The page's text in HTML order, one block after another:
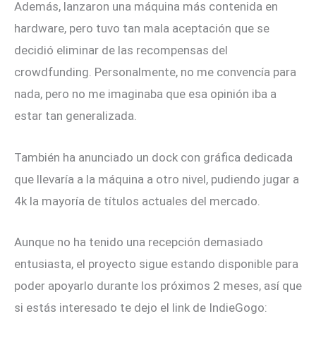
Además, lanzaron una máquina más contenida en
hardware, pero tuvo tan mala aceptación que se
decidió eliminar de las recompensas del
crowdfunding. Personalmente, no me convencía para
nada, pero no me imaginaba que esa opinión iba a
estar tan generalizada.
También ha anunciado un dock con gráfica dedicada
que llevaría a la máquina a otro nivel, pudiendo jugar a
4k la mayoría de títulos actuales del mercado.
Aunque no ha tenido una recepción demasiado
entusiasta, el proyecto sigue estando disponible para
poder apoyarlo durante los próximos 2 meses, así que
si estás interesado te dejo el link de IndieGogo: